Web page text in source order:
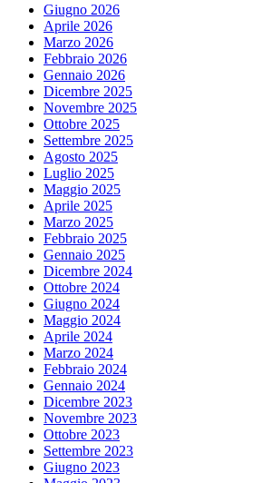
Giugno 2026
Aprile 2026
Marzo 2026
Febbraio 2026
Gennaio 2026
Dicembre 2025
Novembre 2025
Ottobre 2025
Settembre 2025
Agosto 2025
Luglio 2025
Maggio 2025
Aprile 2025
Marzo 2025
Febbraio 2025
Gennaio 2025
Dicembre 2024
Ottobre 2024
Giugno 2024
Maggio 2024
Aprile 2024
Marzo 2024
Febbraio 2024
Gennaio 2024
Dicembre 2023
Novembre 2023
Ottobre 2023
Settembre 2023
Giugno 2023